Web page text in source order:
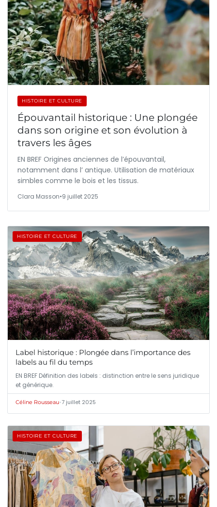
HISTOIRE ET CULTURE
Épouvantail historique : Une plongée
dans son origine et son évolution à
travers les âges
EN BREF Origines anciennes de l’épouvantail,
notamment dans l’ antique. Utilisation de matériaux
simbles comme le bois et les tissus.
Clara Masson•9 juillet 2025
HISTOIRE ET CULTURE
Label historique : Plongée dans l’importance des
labels au fil du temps
EN BREF Définition des labels : distinction entre le sens juridique
et générique.
Céline Rousseau•7 juillet 2025
HISTOIRE ET CULTURE